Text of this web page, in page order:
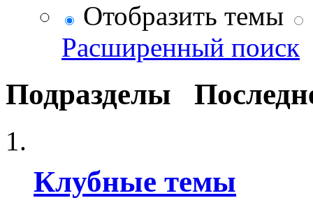
Отобразить темы
Расширенный поиск
Подразделы
Клубные темы